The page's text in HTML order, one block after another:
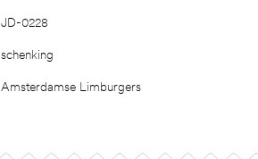
JD-0228
schenking
Amsterdamse Limburgers